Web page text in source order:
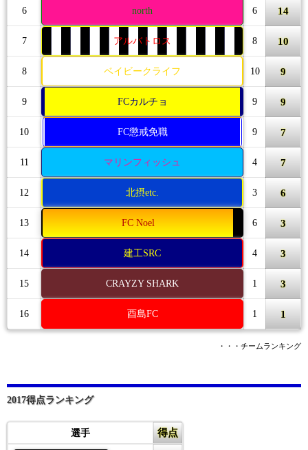
6 north 6 14
7 アルバトロス 8 10
8 ベイビークライフ 10 9
9 FCカルチョ 9 9
10 FC懲戒免職 9 7
11 マリンフィッシュ 4 7
12 北摂etc. 3 6
13 FC Noel 6 3
14 建工SRC 4 3
15 CRAYZY SHARK 1 3
16 酉島FC 1 1
・・・チームランキング
2017得点ランキング
選手 得点